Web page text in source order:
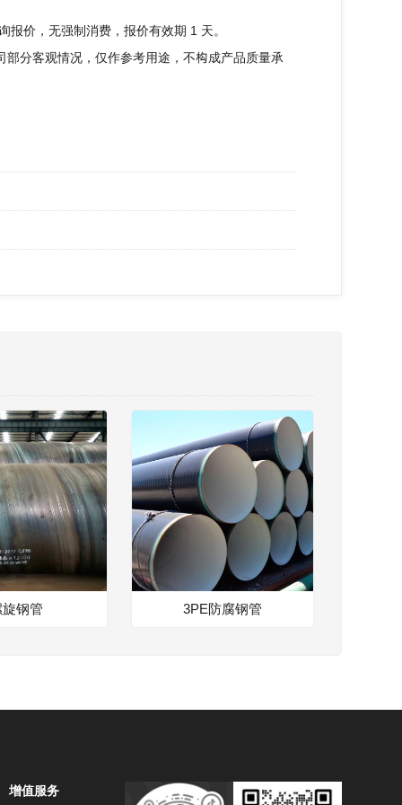
报价，无强制消费，报价有效期 1 天。
分客观情况，仅作参考用途，不构成产品质量承
钢管 3PE防腐钢管
增值服务